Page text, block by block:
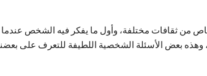
من ثقافات مختلفة، وأول ما يفكر فيه الشخص عندما
بعض الأسئلة الشخصية اللطيفة للتعرف على